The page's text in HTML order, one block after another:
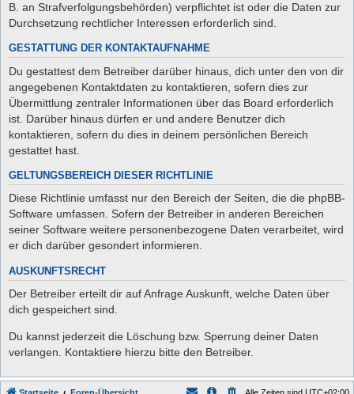
B. an Strafverfolgungsbehörden) verpflichtet ist oder die Daten zur
Durchsetzung rechtlicher Interessen erforderlich sind.
GESTATTUNG DER KONTAKTAUFNAHME
Du gestattest dem Betreiber darüber hinaus, dich unter den von dir
angegebenen Kontaktdaten zu kontaktieren, sofern dies zur
Übermittlung zentraler Informationen über das Board erforderlich
ist. Darüber hinaus dürfen er und andere Benutzer dich
kontaktieren, sofern du dies in deinem persönlichen Bereich
gestattet hast.
GELTUNGSBEREICH DIESER RICHTLINIE
Diese Richtlinie umfasst nur den Bereich der Seiten, die die phpBB-
Software umfassen. Sofern der Betreiber in anderen Bereichen
seiner Software weitere personenbezogene Daten verarbeitet, wird
er dich darüber gesondert informieren.
AUSKUNFTSRECHT
Der Betreiber erteilt dir auf Anfrage Auskunft, welche Daten über
dich gespeichert sind.
Du kannst jederzeit die Löschung bzw. Sperrung deiner Daten
verlangen. Kontaktiere hierzu bitte den Betreiber.